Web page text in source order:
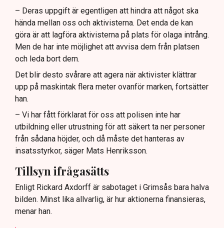
– Deras uppgift är egentligen att hindra att något ska
hända mellan oss och aktivisterna. Det enda de kan
göra är att lagföra aktivisterna på plats för olaga intrång.
Men de har inte möjlighet att avvisa dem från platsen
och leda bort dem.
Det blir desto svårare att agera när aktivister klättrar
upp på maskintak flera meter ovanför marken, fortsätter
han.
– Vi har fått förklarat för oss att polisen inte har
utbildning eller utrustning för att säkert ta ner personer
från sådana höjder, och då måste det hanteras av
insatsstyrkor, säger Mats Henriksson.
Tillsyn ifrågasätts
Enligt Rickard Axdorff är sabotaget i Grimsås bara halva
bilden. Minst lika allvarlig, är hur aktionerna finansieras,
menar han.